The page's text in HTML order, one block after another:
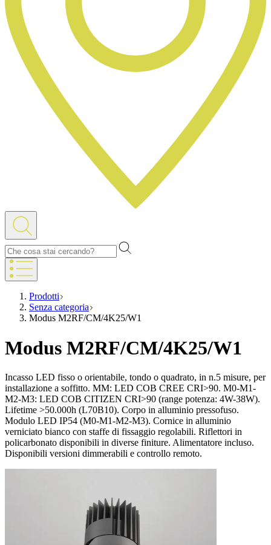
Prodotti
Senza categoria
Modus M2RF/CM/4K25/W1
Modus M2RF/CM/4K25/W1
Incasso LED fisso o orientabile, tondo o quadrato, in n.5 misure, per
installazione a soffitto. MM: LED COB CREE CRI>90. M0-M1-
M2-M3: LED COB CITIZEN CRI>90 (range potenza: 4W-38W).
Lifetime >50.000h (L70B10). Corpo in alluminio pressofuso.
Modulo LED IP54 (M0-M1-M2-M3). Cornice in alluminio
verniciato bianco con staffe di fissaggio regolabili. Riflettori in
policarbonato disponibili in diverse finiture. Alimentatore incluso.
Disponibili versioni dimmerabili e controllo remoto.